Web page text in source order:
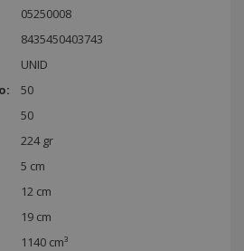
05250008
8435450403743
UNID
50
50
224 gr
5 cm
12 cm
19 cm
1140 cm³